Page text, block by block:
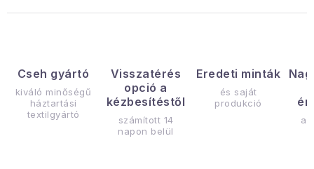
Cseh gyártó
kiváló minőségű
háztartási
textilgyártó
Visszatérés
opció a
kézbesítéstől
számított 14
napon belül
Eredeti minták
és saját
produkció